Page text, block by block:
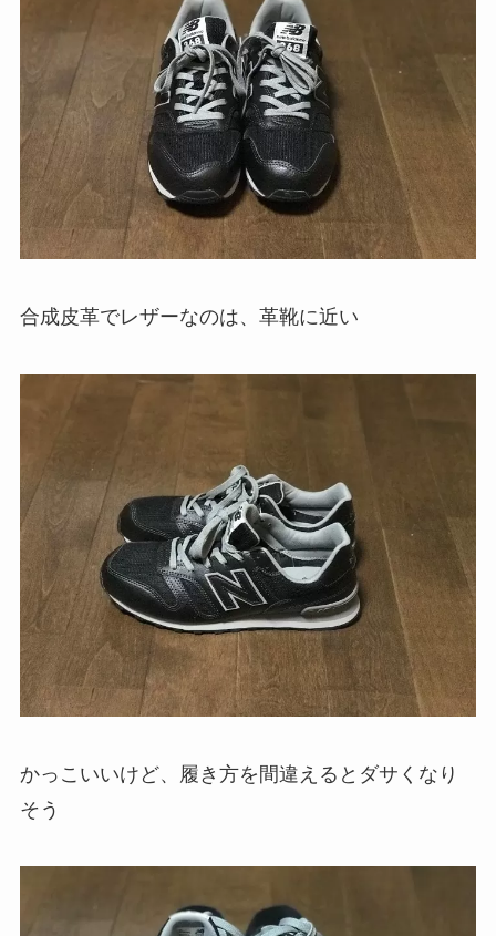
合成皮革でレザーなのは、革靴に近い
かっこいいけど、履き方を間違えるとダサくなり
そう